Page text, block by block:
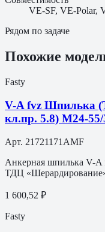
VE-SF, VE-Polar,
Рядом по задаче
Похожие
Fasty
V-A fvz Шпилька
кл.пр. 5.8) M24-55/
Арт. 21721171AMF
Анкерная шпилька V-
ТДЦ
1 600,52 ₽
Fasty